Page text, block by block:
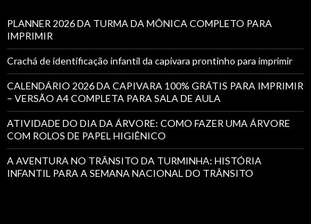
PLANNER 2026 DA TURMA DA MÔNICA COMPLETO PARA
IMPRIMIR
Crachá de identificação infantil da capivara prontinho para imprimir
CALENDÁRIO 2026 DA CAPIVARA 100% GRÁTIS PARA IMPRIMIR
– VERSÃO A4 COMPLETA PARA SALA DE AULA
ATIVIDADE DO DIA DA ÁRVORE: COMO FAZER UMA ÁRVORE
COM ROLOS DE PAPEL HIGIÊNICO
A AVENTURA NO TRÂNSITO DA TURMINHA: HISTÓRIA
INFANTIL PARA A SEMANA NACIONAL DO TRÂNSITO